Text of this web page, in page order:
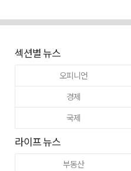
섹션별 뉴스
오피니언
경제
국제
라이프 뉴스
부동산